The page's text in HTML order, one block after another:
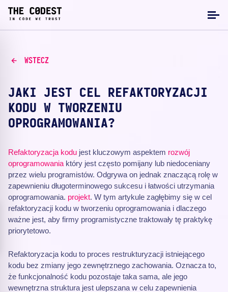
WSTECZ
JAKI JEST CEL REFAKTORYZACJI
KODU W TWORZENIU
OPROGRAMOWANIA?
Refaktoryzacja kodu jest kluczowym aspektem rozwój
oprogramowania który jest często pomijany lub niedoceniany
przez wielu programistów. Odgrywa on jednak znaczącą rolę w
zapewnieniu długoterminowego sukcesu i łatwości utrzymania
oprogramowania. projekt. W tym artykule zagłębimy się w cel
refaktoryzacji kodu w tworzeniu oprogramowania i dlaczego
ważne jest, aby firmy programistyczne traktowały tę praktykę
priorytetowo.
Refaktoryzacja kodu to proces restrukturyzacji istniejącego
kodu bez zmiany jego zewnętrznego zachowania. Oznacza to,
że funkcjonalność kodu pozostaje taka sama, ale jego
wewnętrzna struktura jest ulepszana w celu zapewnienia